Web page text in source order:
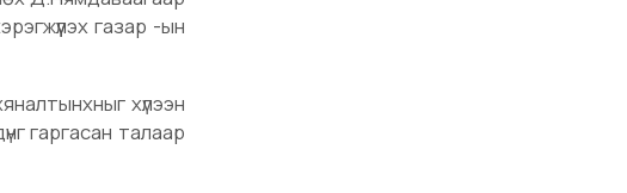
газар -ын
хүлээн
гаргасан талаар